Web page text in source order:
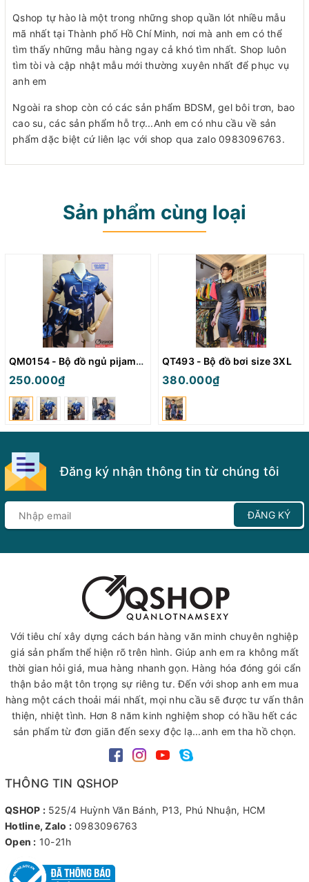
Qshop tự hào là một trong những shop quần lót nhiều mẫu
mã nhất tại Thành phố Hồ Chí Minh, nơi mà anh em có thể
tìm thấy những mẫu hàng ngay cả khó tìm nhất. Shop luôn
tìm tòi và cập nhật mẫu mới thường xuyên nhất để phục vụ
anh em
Ngoài ra shop còn có các sản phẩm BDSM, gel bôi trơn, bao
cao su, các sản phẩm hỗ trợ...Anh em có nhu cầu về sản
phẩm dặc biệt cứ liên lạc với shop qua zalo 0983096763.
Sản phẩm cùng loại
QM0154 - Bộ đồ ngủ pijama nữ
250.000₫
QT493 - Bộ đồ bơi size 3XL
380.000₫
Đăng ký nhận thông tin từ chúng tôi
ĐĂNG KÝ
Với tiêu chí xây dựng cách bán hàng văn minh chuyên nghiệp
giá sản phẩm thể hiện rõ trên hình. Giúp anh em ra không mất
thời gian hỏi giá, mua hàng nhanh gọn. Hàng hóa đóng gói cẩn
thận bảo mật tôn trọng sự riêng tư. Đến với shop anh em mua
hàng một cách thoải mái nhất, mọi nhu cầu sẽ được tư vấn thân
thiện, nhiệt tình. Hơn 8 năm kinh nghiệm shop có hầu hết các
sản phẩm từ đơn giãn đến sexy độc lạ...anh em tha hồ chọn.
THÔNG TIN QSHOP
QSHOP : 525/4 Huỳnh Văn Bánh, P13, Phú Nhuận, HCM
Hotline, Zalo : 0983096763
Open : 10-21h